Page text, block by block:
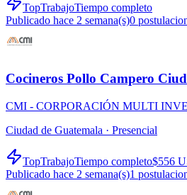
TopTrabajoTiempo completo
Publicado hace 2 semana(s)0
Cocineros Pollo Campero
CMI - CORPORACIÓN MULTI
Ciudad de Guatemala · Presencial
TopTrabajoTiempo completo$556
Publicado hace 2 semana(s)1